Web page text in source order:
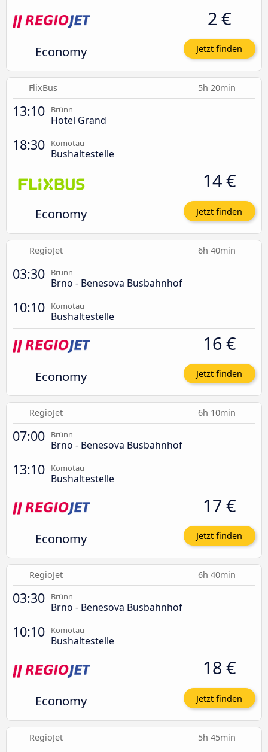
Economy
2 €
Jetzt finden
FlixBus 5h 20min
13:10 Brünn
Hotel Grand
18:30 Komotau
Bushaltestelle
Economy
14 €
Jetzt finden
RegioJet 6h 40min
03:30 Brünn
Brno - Benesova Busbahnhof
10:10 Komotau
Bushaltestelle
Economy
16 €
Jetzt finden
RegioJet 6h 10min
07:00 Brünn
Brno - Benesova Busbahnhof
13:10 Komotau
Bushaltestelle
Economy
17 €
Jetzt finden
RegioJet 6h 40min
03:30 Brünn
Brno - Benesova Busbahnhof
10:10 Komotau
Bushaltestelle
Economy
18 €
Jetzt finden
RegioJet 5h 45min